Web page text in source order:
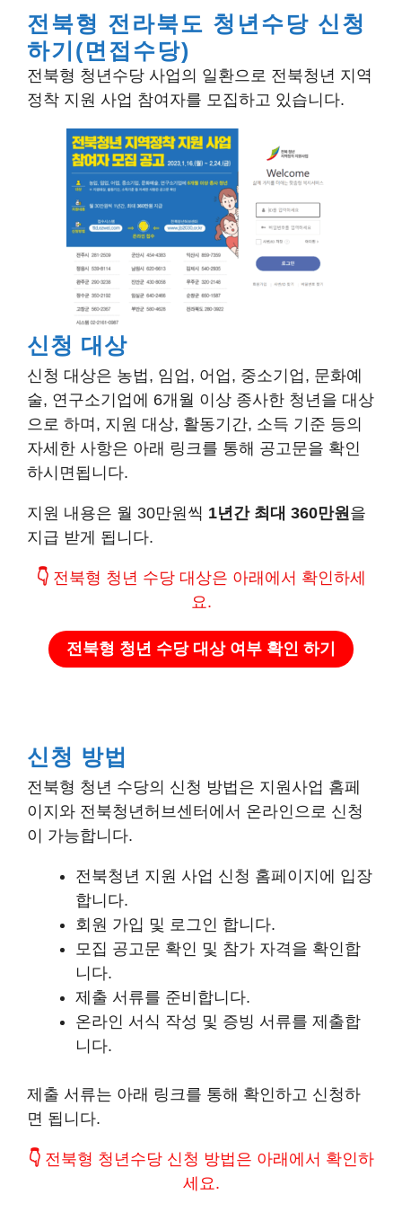
전북형 전라북도 청년수당 신청
하기(면접수당)
전북형 청년수당 사업의 일환으로 전북청년 지역
정착 지원 사업 참여자를 모집하고 있습니다.
신청 대상
신청 대상은 농법, 임업, 어업, 중소기업, 문화예
술, 연구소기업에 6개월 이상 종사한 청년을 대상
으로 하며, 지원 대상, 활동기간, 소득 기준 등의
자세한 사항은 아래 링크를 통해 공고문을 확인
하시면됩니다.
지원 내용은 월 30만원씩 1년간 최대 360만원을
지급 받게 됩니다.
👇 전북형 청년 수당 대상은 아래에서 확인하세
요.
전북형 청년 수당 대상 여부 확인 하기
신청 방법
전북형 청년 수당의 신청 방법은 지원사업 홈페
이지와 전북청년허브센터에서 온라인으로 신청
이 가능합니다.
전북청년 지원 사업 신청 홈페이지에 입장
합니다.
회원 가입 및 로그인 합니다.
모집 공고문 확인 및 참가 자격을 확인합
니다.
제출 서류를 준비합니다.
온라인 서식 작성 및 증빙 서류를 제출합
니다.
제출 서류는 아래 링크를 통해 확인하고 신청하
면 됩니다.
👇 전북형 청년수당 신청 방법은 아래에서 확인하
세요.